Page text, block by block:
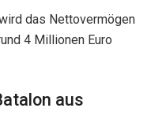
das Nettovermögen
4 Millionen Euro
aus